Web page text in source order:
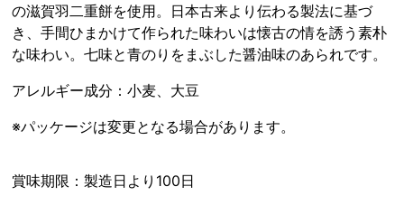
の滋賀羽二重餅を使用。日本古来より伝わる製法に基づ
き、手間ひまかけて作られた味わいは懐古の情を誘う素朴
な味わい。七味と青のりをまぶした醤油味のあられです。
アレルギー成分：小麦、大豆
※パッケージは変更となる場合があります。
賞味期限：製造日より100日